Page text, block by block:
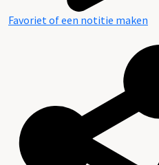
Favoriet of een notitie maken